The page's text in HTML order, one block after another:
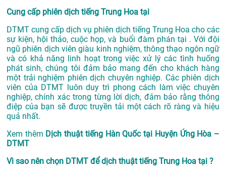
Cung cấp phiên dịch tiếng Trung Hoa tại
DTMT cung cấp dịch vụ phiên dịch tiếng Trung Hoa cho các
sự kiện, hội thảo, cuộc họp, và buổi đàm phán tại . Với đội
ngũ phiên dịch viên giàu kinh nghiệm, thông thạo ngôn ngữ
và có khả năng linh hoạt trong việc xử lý các tình huống
phát sinh, chúng tôi đảm bảo mang đến cho khách hàng
một trải nghiệm phiên dịch chuyên nghiệp. Các phiên dịch
viên của DTMT luôn duy trì phong cách làm việc chuyên
nghiệp, chính xác trong từng lời dịch, đảm bảo rằng thông
điệp của bạn sẽ được truyền tải một cách rõ ràng và hiệu
quả nhất.
Xem thêm Dịch thuật tiếng Hàn Quốc tại Huyện Ứng Hòa –
DTMT
Vì sao nên chọn DTMT để dịch thuật tiếng Trung Hoa tại ?